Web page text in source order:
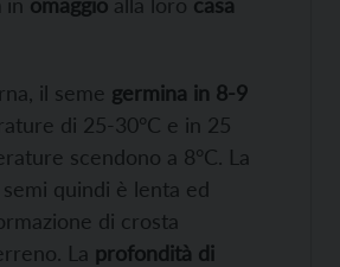
il seme germina in 8-9
di 25-30°C e in 25
scendono a 8°C. La
quindi è lenta ed
di crosta
La profondità di